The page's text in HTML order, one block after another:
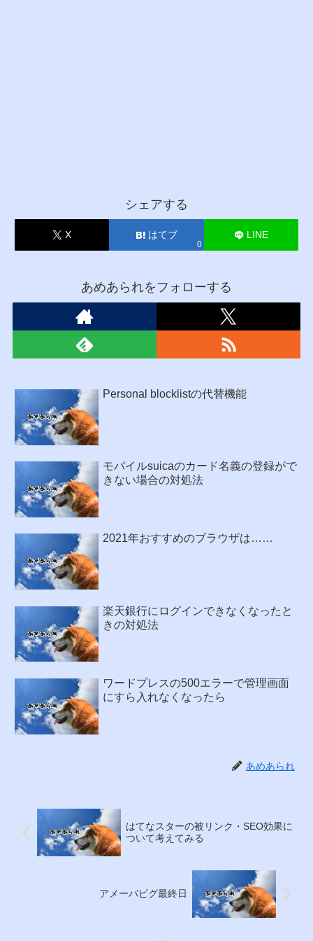
シェアする
X はてブ
0
LINE
あめあられをフォローする
Personal blocklistの代替機能
モバイルsuicaのカード名義の登録がで
きない場合の対処法
2021年おすすめのブラウザは……
楽天銀行にログインできなくなったと
きの対処法
ワードプレスの500エラーで管理画面
にすら入れなくなったら
あめあられ
はてなスターの被リンク・SEO効果に
ついて考えてみる
アメーバピグ最終日